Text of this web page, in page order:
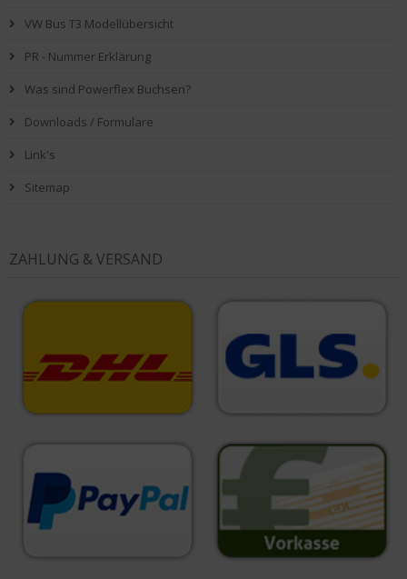
VW Bus T3 Modellübersicht
PR - Nummer Erklärung
Was sind Powerflex Buchsen?
Downloads / Formulare
Link's
Sitemap
ZAHLUNG & VERSAND